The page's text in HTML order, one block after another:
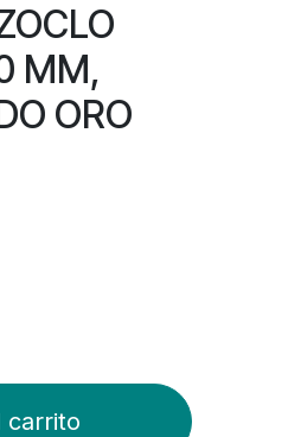
MM,
ORO
carrito